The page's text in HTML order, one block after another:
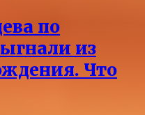
по
из
Что